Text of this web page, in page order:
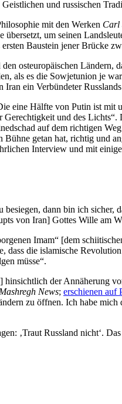
und russi­schen
mit den Werken Carl
um seinen
Baustein jener Brücke
osteu­ro­päi­schen Ländern,
als es die Sowjet­union je
Iran ein Verbün­deter
Hälfte von Putin ist mit
und des
auf dem richtigen
getan hat, richtig und
Interview und mit
dann bin ich sicher,
von Iran] Gottes Wille am
Imam“ [dem
die islamische
müsse“.
der Annäherung
Mashregh News; erschienen auf
zu öffnen. Ich habe mich
‚Traut Russland nicht‘.